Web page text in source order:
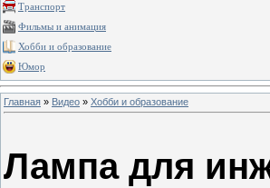
Транспорт
Фильмы и анимация
Хобби и образование
Юмор
Главная » Видео » Хобби и образование
Лампа для